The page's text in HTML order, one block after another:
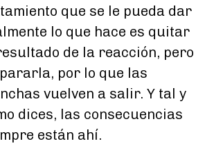
que se le pueda dar
lo que hace es quitar
de la reacción, pero
por lo que las
vuelven a salir. Y tal y
dices, las consecuencias
están ahí.